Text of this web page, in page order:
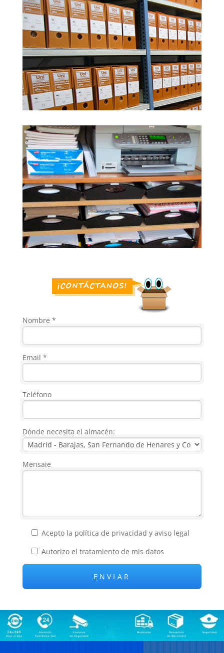
Nombre *
Email *
Teléfono
Dónde necesita el almacén:
Mensaje
Acepto la política de privacidad y aviso legal
Autorizo el tratamiento de mis datos